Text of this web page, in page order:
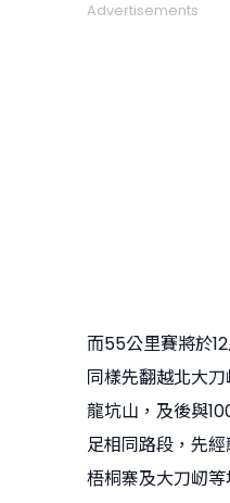
Advertisements
而55公里賽將於
同樣先翻越北大
龍坑山，及後與
足相同路段，先
梧桐寨及大刀屻等